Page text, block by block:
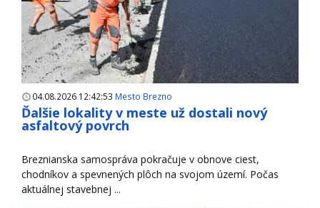
04.08.2026 12:42:53 Mesto Brezno
Ďalšie lokality v meste už dostali nový
asfaltový povrch
Breznianska samospráva pokračuje v obnove ciest,
chodníkov a spevnených plôch na svojom území. Počas
aktuálnej stavebnej ...